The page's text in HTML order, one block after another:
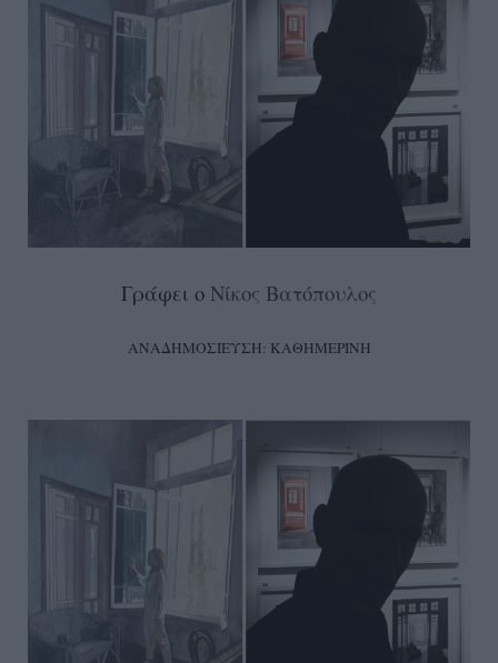
Γράφει ο Νίκος Βατόπουλος
ΑΝΑΔΗΜΟΣΙΕΥΣΗ: ΚΑΘΗΜΕΡΙΝΗ